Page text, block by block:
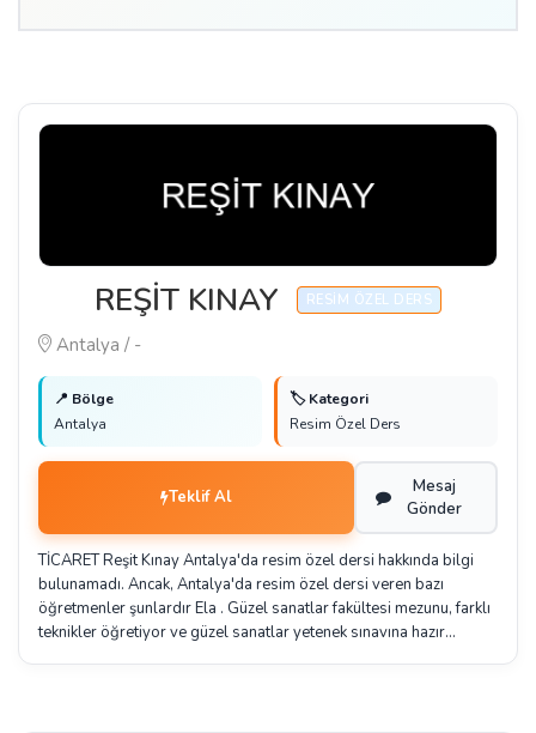
REŞİT KINAY RESIM ÖZEL DERS
Antalya / -
📍 Bölge
Antalya
🏷️ Kategori
Resim Özel Ders
Teklif Al
Mesaj
Gönder
TİCARET Reşit Kınay Antalya'da resim özel dersi hakkında bilgi
bulunamadı. Ancak, Antalya'da resim özel dersi veren bazı
öğretmenler şunlardır Ela . Güzel sanatlar fakültesi mezunu, farklı
teknikler öğretiyor ve güzel sanatlar yetenek sınavına hazır…